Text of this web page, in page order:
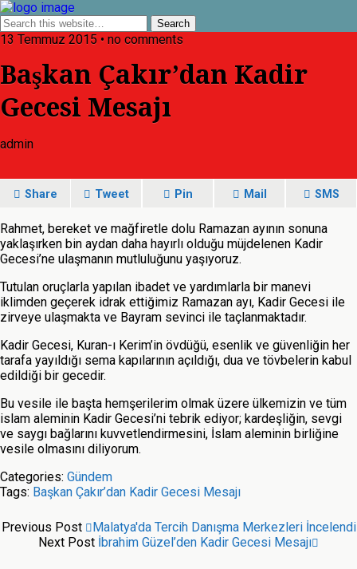
13 Temmuz 2015 • no comments
Başkan Çakır’dan Kadir
Gecesi Mesajı
admin
Share Tweet Pin Mail SMS
Rahmet, bereket ve mağfiretle dolu Ramazan ayının sonuna
yaklaşırken bin aydan daha hayırlı olduğu müjdelenen Kadir
Gecesi’ne ulaşmanın mutluluğunu yaşıyoruz.
Tutulan oruçlarla yapılan ibadet ve yardımlarla bir manevi
iklimden geçerek idrak ettiğimiz Ramazan ayı, Kadir Gecesi ile
zirveye ulaşmakta ve Bayram sevinci ile taçlanmaktadır.
Kadir Gecesi, Kuran-ı Kerim’in övdüğü, esenlik ve güvenliğin her
tarafa yayıldığı sema kapılarının açıldığı, dua ve tövbelerin kabul
edildiği bir gecedir.
Bu vesile ile başta hemşerilerim olmak üzere ülkemizin ve tüm
islam aleminin Kadir Gecesi’ni tebrik ediyor; kardeşliğin, sevgi
ve saygı bağlarını kuvvetlendirmesini, İslam aleminin birliğine
vesile olmasını diliyorum.
Categories: Gündem
Tags: Başkan Çakır’dan Kadir Gecesi Mesajı
Previous Post
Malatya'da Tercih Danışma Merkezleri İncelendi
Next Post İbrahim Güzel’den Kadir Gecesi Mesajı